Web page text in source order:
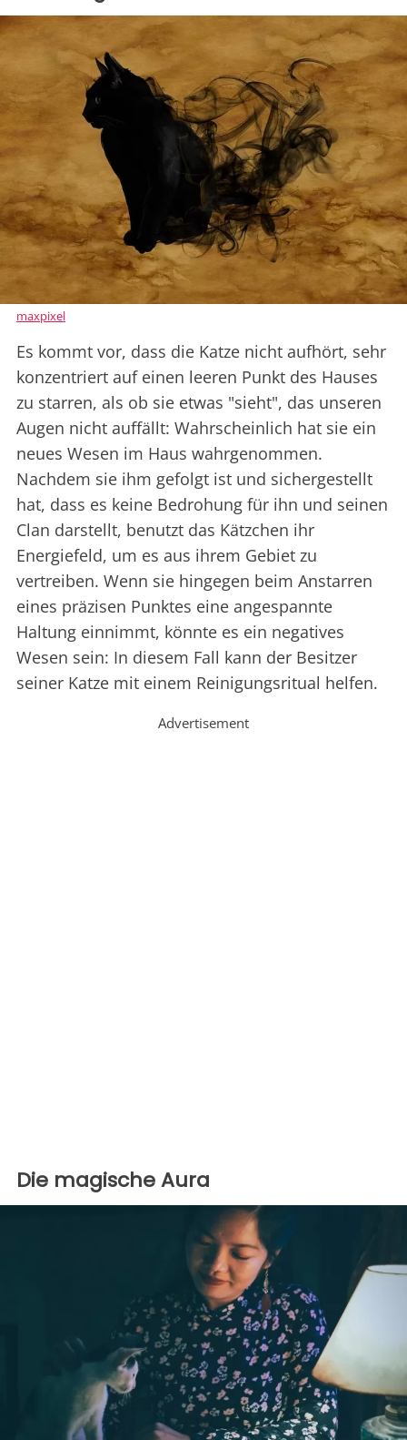
maxpixel
Es kommt vor, dass die Katze nicht aufhört, sehr
konzentriert auf einen leeren Punkt des Hauses
zu starren, als ob sie etwas "sieht", das unseren
Augen nicht auffällt: Wahrscheinlich hat sie ein
neues Wesen im Haus wahrgenommen.
Nachdem sie ihm gefolgt ist und sichergestellt
hat, dass es keine Bedrohung für ihn und seinen
Clan darstellt, benutzt das Kätzchen ihr
Energiefeld, um es aus ihrem Gebiet zu
vertreiben. Wenn sie hingegen beim Anstarren
eines präzisen Punktes eine angespannte
Haltung einnimmt, könnte es ein negatives
Wesen sein: In diesem Fall kann der Besitzer
seiner Katze mit einem Reinigungsritual helfen.
Advertisement
Die magische Aura